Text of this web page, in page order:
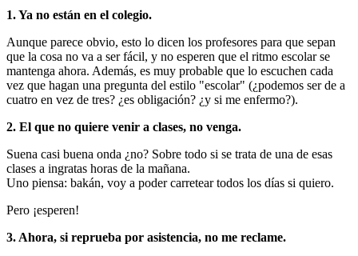
1. Ya no están en el colegio.
Aunque parece obvio, esto lo dicen los profesores para que sepan
que la cosa no va a ser fácil, y no esperen que el ritmo escolar se
mantenga ahora. Además, es muy probable que lo escuchen cada
vez que hagan una pregunta del estilo "escolar" (¿podemos ser de a
cuatro en vez de tres? ¿es obligación? ¿y si me enfermo?).
2. El que no quiere venir a clases, no venga.
Suena casi buena onda ¿no? Sobre todo si se trata de una de esas
clases a ingratas horas de la mañana.
Uno piensa: bakán, voy a poder carretear todos los días si quiero.
Pero ¡esperen!
3. Ahora, si reprueba por asistencia, no me reclame.